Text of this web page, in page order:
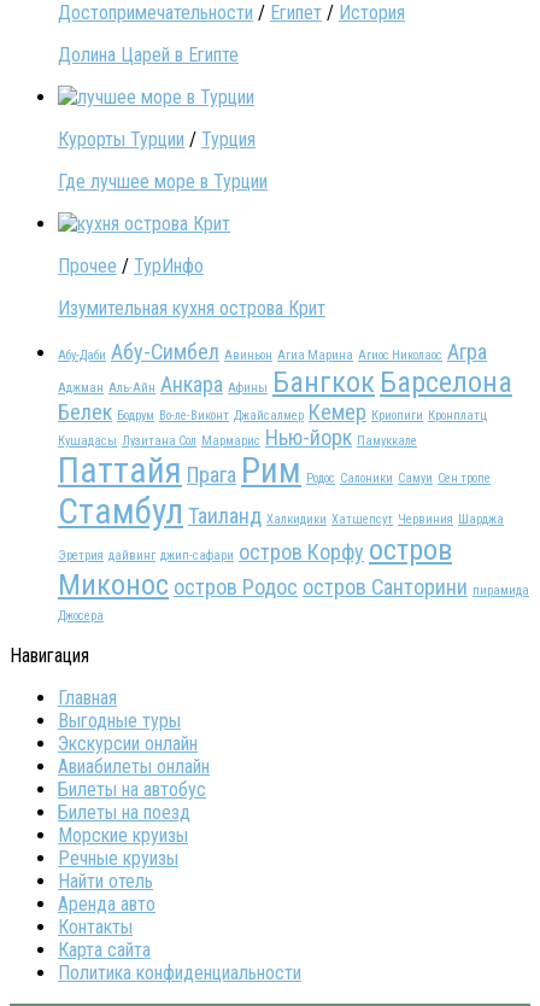
Достопримечательности / Египет / История
Долина Царей в Египте
Курорты Турции / Турция
Где лучшее море в Турции
Прочее / ТурИнфо
Изумительная кухня острова Крит
Абу-Даби Абу-Симбел Авиньон Агиа Марина Агиос Николаос Агра
Аджман Аль-Айн Анкара Афины Бангкок Барселона
Белек Бодрум Во-ле-Виконт Джайсалмер Кемер Криопиги Кронплатц
Кушадасы Лузитана Сол Мармарис Нью-йорк Памуккале
Паттайя Прага Рим Родос Салоники Самуи Сен тропе
Стамбул Таиланд Халкидики Хатшепсут Червиния Шарджа
Эретрия дайвинг джип-сафари остров Корфу остров
Миконос остров Родос остров Санторини пирамида
Джосера
Навигация
Главная
Выгодные туры
Экскурсии онлайн
Авиабилеты онлайн
Билеты на автобус
Билеты на поезд
Морские круизы
Речные круизы
Найти отель
Аренда авто
Контакты
Карта сайта
Политика конфиденциальности